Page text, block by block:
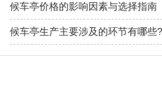
候车亭价格的影响因素与选择指南
候车亭生产主要涉及的环节有哪些?